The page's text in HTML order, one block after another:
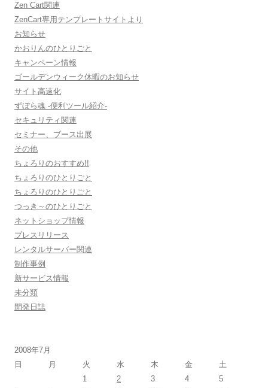
Zen Cart関連
ZenCart専用テンプレートサイトより
お知らせ
かおりんのひとりごと
キャンペーン情報
ゴールデンウィーク休暇のお知らせ
サイト高速化
ずぼら魂 -便利ツール紹介-
セキュリティ関連
セミナー、ブース出展
その他
ちょろりのおすすめ!!
ちょろりのひとりごと
ちょろりのひとりごと
つっき～のひとりごと
ネットショップ情報
プレスリリース
レンタルサーバー関連
制作事例
新サービス情報
未分類
開発日誌
2008年7月
日
月 火 水 木 金
土
1
2 3 4
5